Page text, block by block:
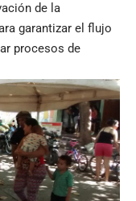
de la
garantizar el flujo
procesos de